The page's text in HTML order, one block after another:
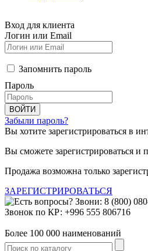
Вход для клиента
Логин или Email
Запомнить пароль
Пароль
ВОЙТИ
Забыли пароль?
Вы хотите зарегистрироваться в
Вы сможете зарегистрироваться и
Продажа возможна только
ЗАРЕГИСТРИРОВАТЬСЯ
Звонок по КР: +996 555 806716
Более 100 000 наименований